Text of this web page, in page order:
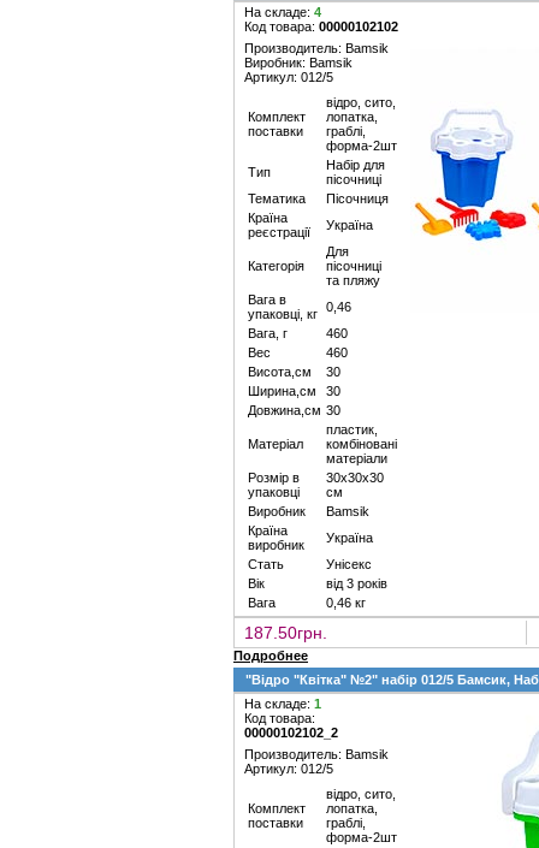
На складе: 4
Код товара: 00000102102
Производитель: Bamsik
Виробник: Bamsik
Артикул: 012/5
Комплект
поставки
відро, сито,
лопатка,
граблі,
форма-2шт
Тип
Набір для
пісочниці
Тематика
Пісочниця
Країна
реєстрації
Україна
Категорія
Для
пісочниці
та пляжу
Вага в
упаковці, кг 0,46
Вага, г
460
Вес
460
Висота,см
30
Ширина,см
30
Довжина,см 30
Матеріал
пластик,
комбіновані
матеріали
Розмір в
упаковці
30х30х30
см
Виробник
Bamsik
Країна
виробник
Україна
Стать
Унісекс
Вік
від 3 років
Вага
0,46 кг
187.50грн.
Подробнее
"Відро "Квітка" №2" набір 012/5 Бамсик,
На складе: 1
Код товара:
00000102102_2
Производитель: Bamsik
Артикул: 012/5
Комплект
поставки
відро, сито,
лопатка,
граблі,
форма-2шт